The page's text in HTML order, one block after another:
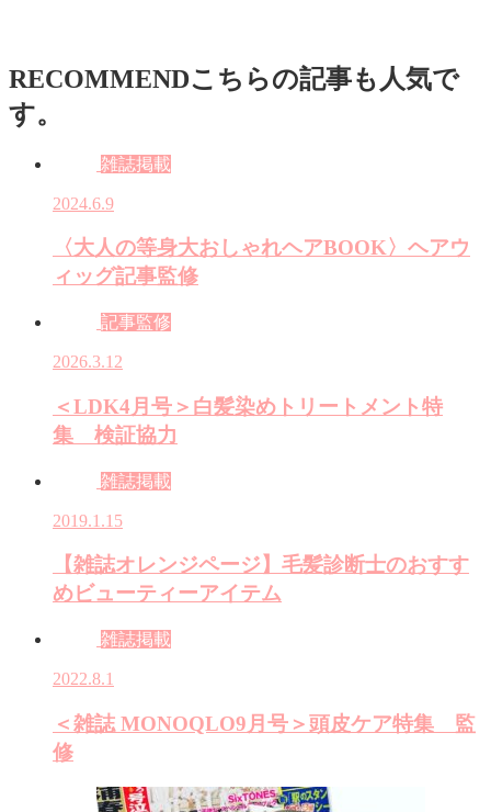
RECOMMENDこちらの記事も人気で
す。
雑誌掲載
2024.6.9
〈大人の等身大おしゃれヘアBOOK〉ヘアウ
ィッグ記事監修
記事監修
2026.3.12
＜LDK4月号＞白髪染めトリートメント特
集 検証協力
雑誌掲載
2019.1.15
【雑誌オレンジページ】毛髪診断士のおすす
めビューティーアイテム
雑誌掲載
2022.8.1
＜雑誌 MONOQLO9月号＞頭皮ケア特集 監
修